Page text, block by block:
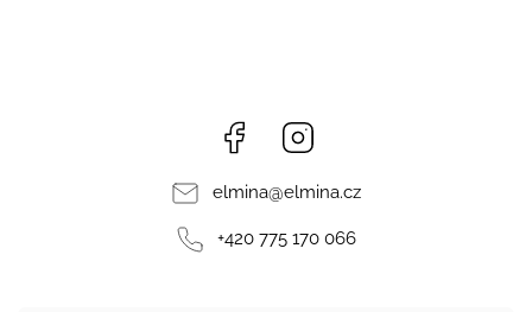
Facebook
elmina@elmina.cz
+420 775 170 066